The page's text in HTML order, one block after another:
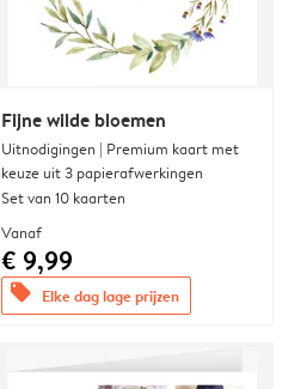
Fijne wilde bloemen
Uitnodigingen | Premium kaart met
keuze uit 3 papierafwerkingen
Set van 10 kaarten
Vanaf
€ 9,99
offers Elke dag lage prijzen